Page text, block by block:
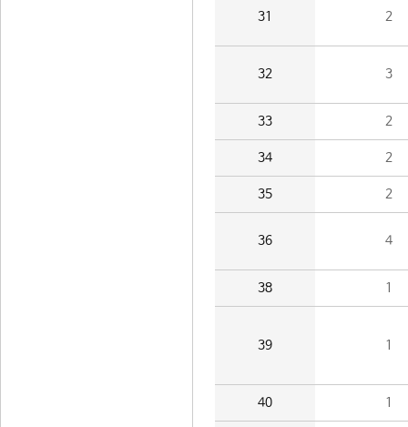
31 2
32 3
33 2
34 2
35 2
36 4
38 1
39 1
40 1